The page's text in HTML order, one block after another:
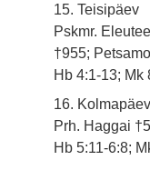
15. Teisipäev
Pskmr.
†955;
Hb 4:1-13; Mk
16. Kolmapäev
Prh. Haggai
Hb 5:11-6:8;